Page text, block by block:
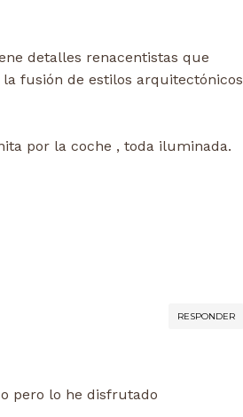
detalles renacentistas que
fusión de estilos arquitectónicos
por la coche , toda iluminada.
RESPONDER
pero lo he disfrutado